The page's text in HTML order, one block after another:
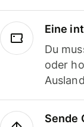
Eine
Du
oder
Sende